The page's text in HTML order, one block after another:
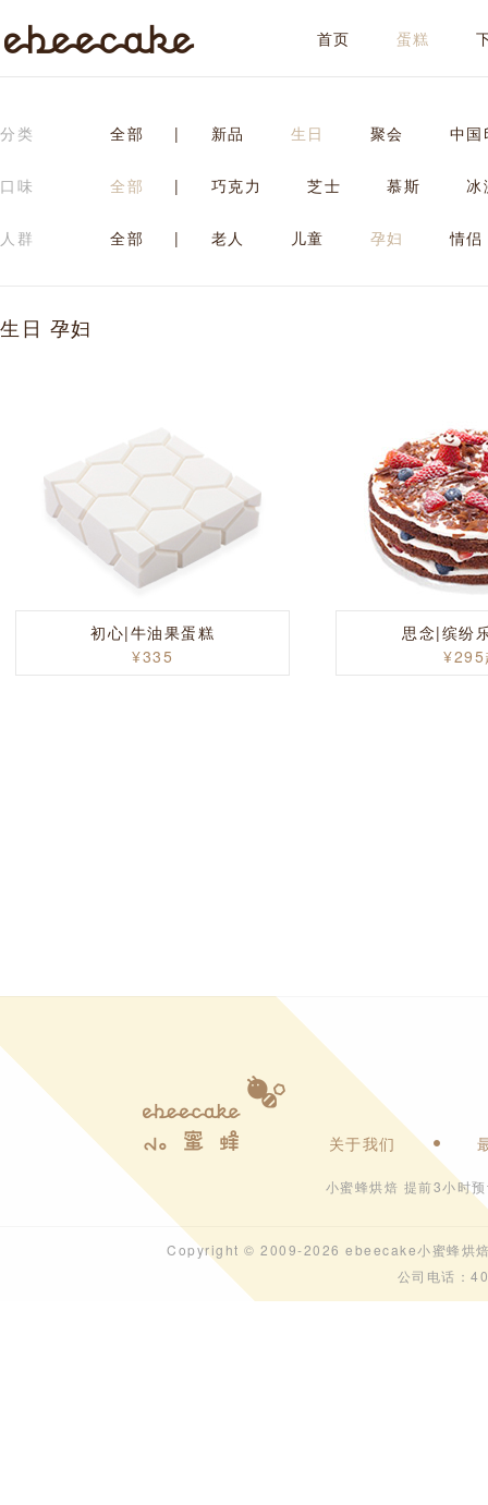
首页 蛋糕
分类 全部 | 新品 生日 聚会 中国
口味 全部 | 巧克力 芝士 慕斯 冰
人群 全部 | 老人 儿童 孕妇 情侣
生日 孕妇
初心|牛油果蛋糕
¥335
思念|缤纷
¥295
关于我们
小蜜蜂烘焙 提前3小时
Copyright © 2009-2026 ebeecake小蜜蜂烘
公司电话